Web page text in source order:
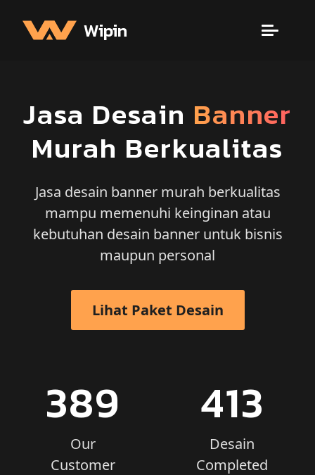
Wipin
Jasa Desain Banner
Murah Berkualitas
Jasa desain banner murah berkualitas
mampu memenuhi keinginan atau
kebutuhan desain banner untuk bisnis
maupun personal
Lihat Paket Desain
389
Our
Customer
413
Desain
Completed